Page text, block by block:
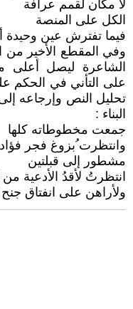
لا مكان لقمم عرافة
الكل على المنصة
فيما تفترش عين وحيدة
وفي المقطع الأخير من
الشاعرة ليصل أعلى
على التأني في الحكم
تحليل النص وإرجاعه
البناء :
جمعت مخطوطاته كلها
وانتظرت ُبزوغ فجر فؤاد
مشطور إلى قبلتين
انتظرتُ لأقدُ الأدعية
ولأراهن على انفتاق